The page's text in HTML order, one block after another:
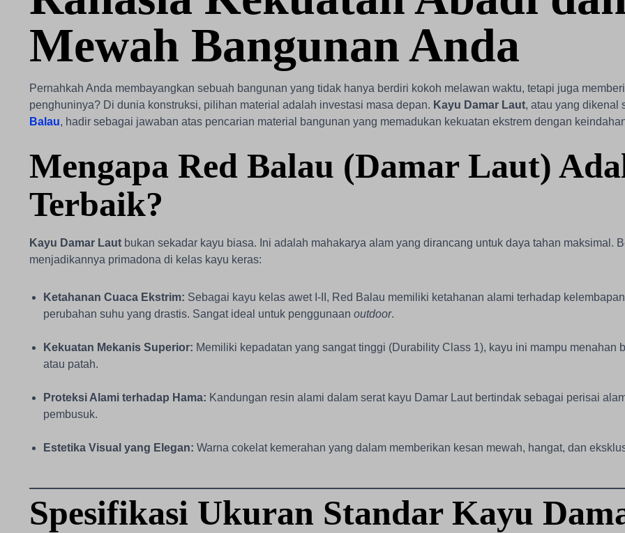
Mewah Bangunan Anda
Pernahkah Anda membayangkan sebuah bangunan yang tidak hanya berdiri kokoh melawan waktu, tetapi juga
penghuninya? Di dunia konstruksi, pilihan material adalah investasi masa depan. Kayu Damar Laut, atau yang dikenal
Balau, hadir sebagai jawaban atas pencarian material bangunan yang memadukan kekuatan ekstrem dengan
Mengapa Red Balau (Damar Laut)
Terbaik?
Kayu Damar Laut bukan sekadar kayu biasa. Ini adalah mahakarya alam yang dirancang untuk daya tahan maksimal.
menjadikannya primadona di kelas kayu keras:
Ketahanan Cuaca Ekstrim: Sebagai kayu kelas awet I-II, Red Balau memiliki ketahanan alami terhadap
perubahan suhu yang drastis. Sangat ideal untuk penggunaan outdoor.
Kekuatan Mekanis Superior: Memiliki kepadatan yang sangat tinggi (Durability Class 1), kayu ini mampu menahan
atau patah.
Proteksi Alami terhadap Hama: Kandungan resin alami dalam serat kayu Damar Laut bertindak sebagai perisai
pembusuk.
Estetika Visual yang Elegan: Warna cokelat kemerahan yang dalam memberikan kesan mewah, hangat, dan
Spesifikasi Ukuran Standar Kayu